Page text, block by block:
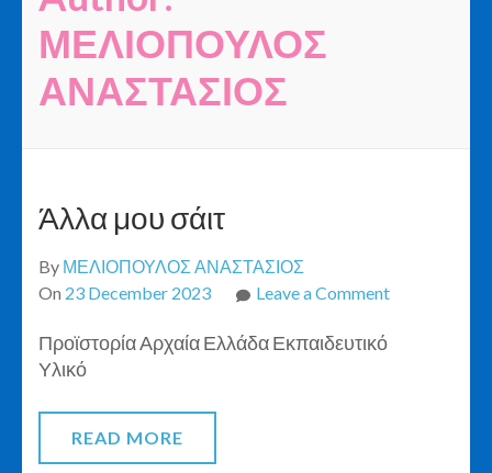
ΜΕΛΙΟΠΟΥΛΟΣ
ΑΝΑΣΤΑΣΙΟΣ
Άλλα μου σάιτ
By ΜΕΛΙΟΠΟΥΛΟΣ ΑΝΑΣΤΑΣΙΟΣ
On 23 December 2023 Leave a Commenton
Προϊστορία Αρχαία Ελλάδα Εκπαιδευτικό
Υλικό
READ MORE